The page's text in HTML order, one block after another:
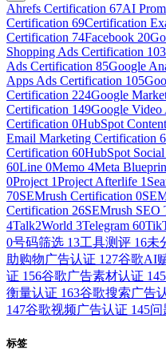
Ahrefs Certification 67AI
Certification 69Certification
Certification 74Facebook 20
Shopping Ads Certification 103
Ads Certification 85Google
Apps Ads Certification 105
Certification 224Google
Certification 149Google Video
Certification 0HubSpot
Email Marketing Certification
Certification 60HubSpot
60Line 0Memo 4Meta
0Project 1Project Afterlife 1
70SEMrush Certification 0
Certification 26SEMrush SEO
4Talk2World 3Telegram 60
0号码筛选 13工具测评 16未
助购物广告认证 127谷歌AI
证 156谷歌广告素材认证 145
衡量认证 163谷歌搜索广告
147谷歌视频广告认证 145问
标签